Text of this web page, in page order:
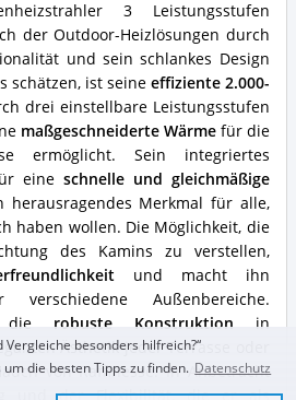
3 Leistungsstufen
der Outdoor-Heizlösungen durch
und sein schlankes Design
schätzen, ist seine effiziente 2.000-
drei einstellbare Leistungsstufen
maßgeschneiderte Wärmefür die
ermöglicht. Sein integriertes
eine schnelle und gleichmäßige
Merkmal für alle,
haben wollen. Die Möglichkeit, die
des Kamins zu verstellen,
und macht ihn
verschiedene Außenbereiche.
die robuste Konstruktion in
Ästhetik jeder Terrasse oder
von Raffinesse. In Anbetracht
und der Flexibilität, die er als
Vergleiche besonders hilfreich?“
die besten Tipps zu finden. Datenschutz